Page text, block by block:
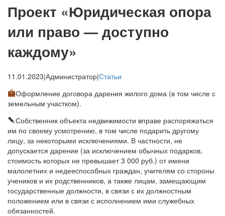
Проект «Юридическая опора
или право — доступно
каждому»
11.01.2023|Администратор|Статьи
Оформление договора дарения жилого дома (в том числе с
земельным участком).
Собственник объекта недвижимости вправе распоряжаться
им по своему усмотрению, в том числе подарить другому
лицу, за некоторыми исключениями. В частности, не
допускается дарение (за исключением обычных подарков,
стоимость которых не превышает 3 000 руб.) от имени
малолетних и недееспособных граждан, учителям со стороны
учеников и их родственников, а также лицам, замещающим
государственные должности, в связи с их должностным
положением или в связи с исполнением ими служебных
обязанностей.